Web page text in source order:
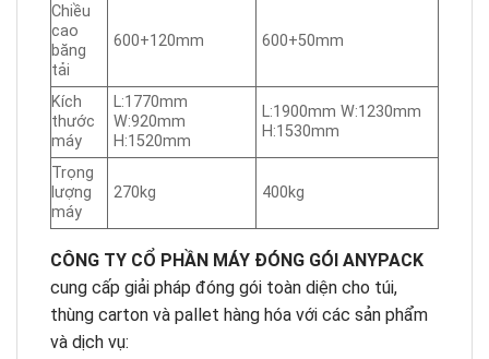
Chiều
cao
băng
tải
600+120mm 600+50mm
Kích
thước
máy
L:1770mm
W:920mm
H:1520mm
L:1900mm W:1230mm
H:1530mm
Trọng
lượng
máy
270kg 400kg
CÔNG TY CỔ PHẦN MÁY ĐÓNG GÓI ANYPACK
cung cấp giải pháp đóng gói toàn diện cho túi,
thùng carton và pallet hàng hóa với các sản phẩm
và dịch vụ: